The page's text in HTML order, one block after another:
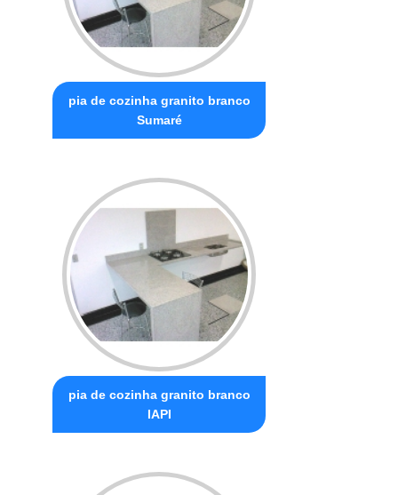
pia de cozinha granito branco
Sumaré
pia de cozinha granito branco
IAPI